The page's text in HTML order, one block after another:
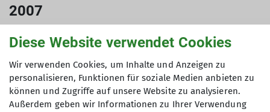
2007
01.12.2007
Diese Website verwendet Cookies
Wir verwenden Cookies, um Inhalte und Anzeigen zu
personalisieren, Funktionen für soziale Medien anbieten zu
können und Zugriffe auf unsere Website zu analysieren.
Außerdem geben wir Informationen zu Ihrer Verwendung